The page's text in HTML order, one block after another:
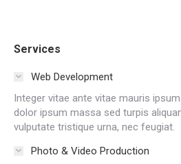
Services
Web Development
Integer vitae ante vitae mauris
dolor ipsum massa sed turpis
vulputate tristique urna, nec feugiat.
Photo & Video Production